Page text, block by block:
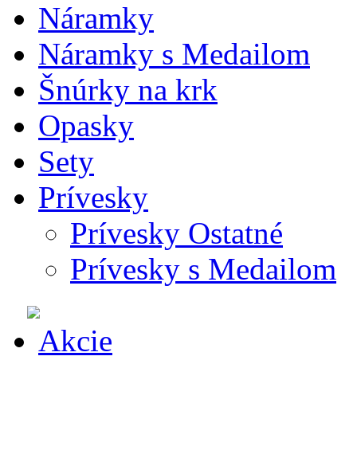
Náramky
Náramky s Medailom
Šnúrky na krk
Opasky
Sety
Prívesky
Prívesky Ostatné
Prívesky s Medailom
Akcie